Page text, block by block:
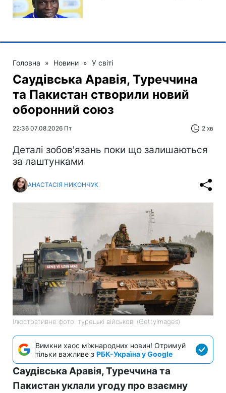
Головна » Новини » У світі
Саудівська Аравія, Туреччина
та Пакистан створили новий
оборонний союз
22:36 07.08.2026 Пт 2 хв
Деталі зобов'язань поки що залишаються
за лаштунками
АНАСТАСІЯ НИКОНЧУК
Ілюстративне фото: турецькі військові (GettyImages)
Вимкни хаос міжнародних новин! Отримуй
тільки важливе з РБК-Україна у Google
Саудівська Аравія, Туреччина та
Пакистан уклали угоду про взаємну